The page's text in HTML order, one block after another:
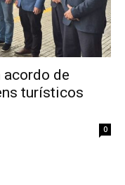
de
turísticos
0